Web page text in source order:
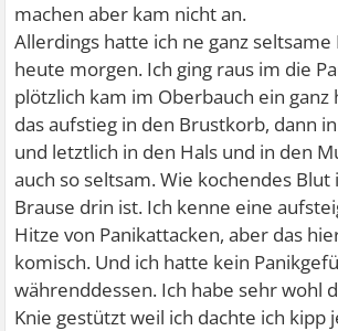
machen aber kam nicht an.
Allerdings hatte ich ne ganz
heute morgen. Ich ging raus im die
plötzlich kam im Oberbauch ein ganz
das aufstieg in den Brustkorb, dann
und letztlich in den Hals und in den
auch so seltsam. Wie kochendes Blut
Brause drin ist. Ich kenne eine
Hitze von Panikattacken, aber das
komisch. Und ich hatte kein
währenddessen. Ich habe sehr wohl
Knie gestützt weil ich dachte ich kipp